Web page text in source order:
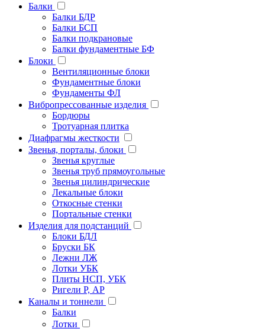
Балки
Балки БДР
Балки БСП
Балки подкрановые
Балки фундаментные БФ
Блоки
Вентиляционные блоки
Фундаментные блоки
Фундаменты ФЛ
Вибропрессованные изделия
Бордюры
Тротуарная плитка
Диафрагмы жесткости
Звенья, порталы, блоки
Звенья круглые
Звенья труб прямоугольные
Звенья цилиндрические
Лекальные блоки
Откосные стенки
Портальные стенки
Изделия для подстанций
Блоки БДЛ
Бруски БК
Лежни ЛЖ
Лотки УБК
Плиты НСП, УБК
Ригели Р, АР
Каналы и тоннели
Балки
Лотки